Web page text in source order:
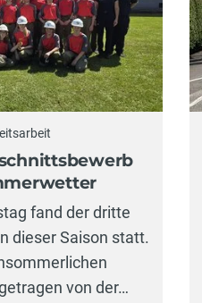
fand der dritte
dieser Saison statt.
von der…